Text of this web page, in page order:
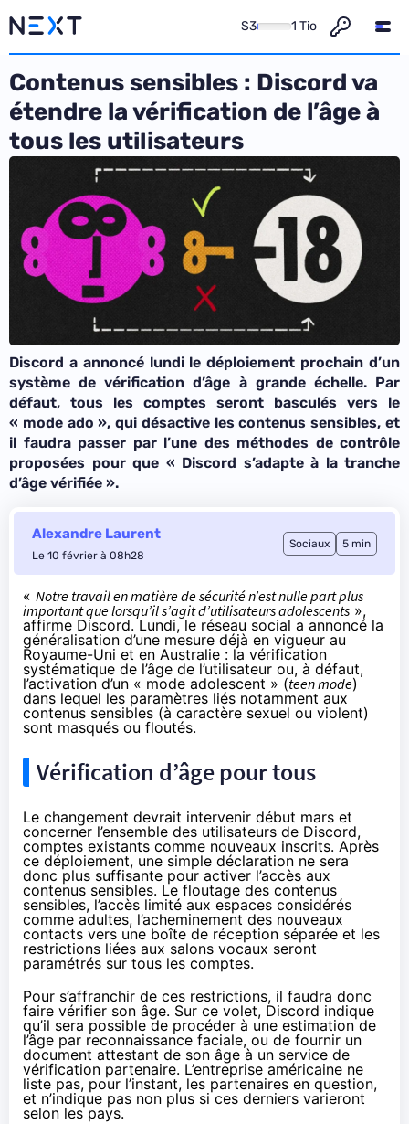
S3 1 Tio
Contenus sensibles : Discord va
étendre la vérification de l’âge à
tous les utilisateurs
Discord a annoncé lundi le déploiement prochain d’un
système de vérification d’âge à grande échelle. Par
défaut, tous les comptes seront basculés vers le
« mode ado », qui désactive les contenus sensibles, et
il faudra passer par l’une des méthodes de contrôle
proposées pour que « Discord s’adapte à la tranche
d’âge vérifiée ».
Alexandre Laurent
Le 10 février à 08h28
Sociaux 5 min
« Notre travail en matière de sécurité n’est nulle part plus
important que lorsqu’il s’agit d’utilisateurs adolescents »,
affirme Discord. Lundi, le réseau social a annoncé la
généralisation d’une mesure déjà en vigueur au
Royaume-Uni et en Australie : la vérification
systématique de l’âge de l’utilisateur ou, à défaut,
l’activation d’un « mode adolescent » (teen mode)
dans lequel les paramètres liés notamment aux
contenus sensibles (à caractère sexuel ou violent)
sont masqués ou floutés.
Vérification d’âge pour tous
Le changement devrait intervenir début mars et
concerner l’ensemble des utilisateurs de Discord,
comptes existants comme nouveaux inscrits. Après
ce déploiement, une simple déclaration ne sera
donc plus suffisante pour activer l’accès aux
contenus sensibles. Le floutage des contenus
sensibles, l’accès limité aux espaces considérés
comme adultes, l’acheminement des nouveaux
contacts vers une boîte de réception séparée et les
restrictions liées aux salons vocaux seront
paramétrés sur tous les comptes.
Pour s’affranchir de ces restrictions, il faudra donc
faire vérifier son âge. Sur ce volet, Discord indique
qu’il sera possible de procéder à une estimation de
l’âge par reconnaissance faciale, ou de fournir un
document attestant de son âge à un service de
vérification partenaire. L’entreprise américaine ne
liste pas, pour l’instant, les partenaires en question,
et n’indique pas non plus si ces derniers varieront
selon les pays.